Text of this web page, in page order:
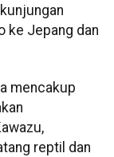
ke Jepang dan
mencakup
reptil dan